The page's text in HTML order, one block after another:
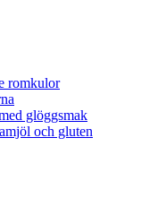
romkulor
glöggsmak
och gluten